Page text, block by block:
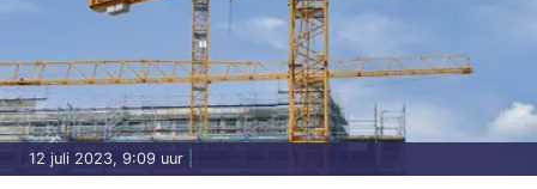
12 juli 2023, 9:09 uur